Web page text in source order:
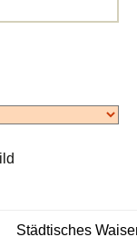
Städtisches